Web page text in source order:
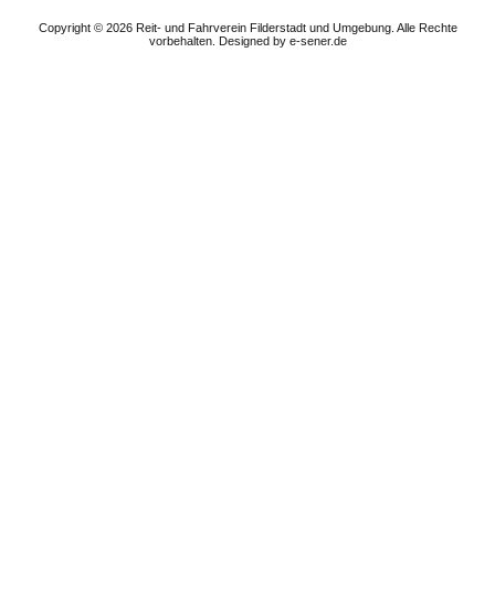
Copyright © 2026 Reit- und Fahrverein Filderstadt und Umgebung. Alle Rechte
vorbehalten. Designed by e-sener.de